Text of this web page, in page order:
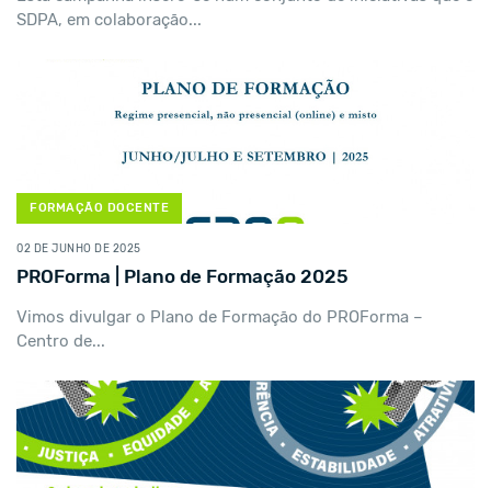
SDPA, em colaboração...
FORMAÇÃO DOCENTE
02 DE JUNHO DE 2025
PROForma | Plano de Formação 2025
Vimos divulgar o Plano de Formação do PROForma –
Centro de...